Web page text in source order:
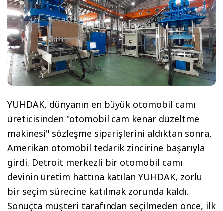
YUHDAK, dünyanın en büyük otomobil camı
üreticisinden "otomobil cam kenar düzeltme
makinesi" sözleşme siparişlerini aldıktan sonra,
Amerikan otomobil tedarik zincirine başarıyla
girdi. Detroit merkezli bir otomobil camı
devinin üretim hattına katılan YUHDAK, zorlu
bir seçim sürecine katılmak zorunda kaldı.
Sonuçta müşteri tarafından seçilmeden önce, ilk